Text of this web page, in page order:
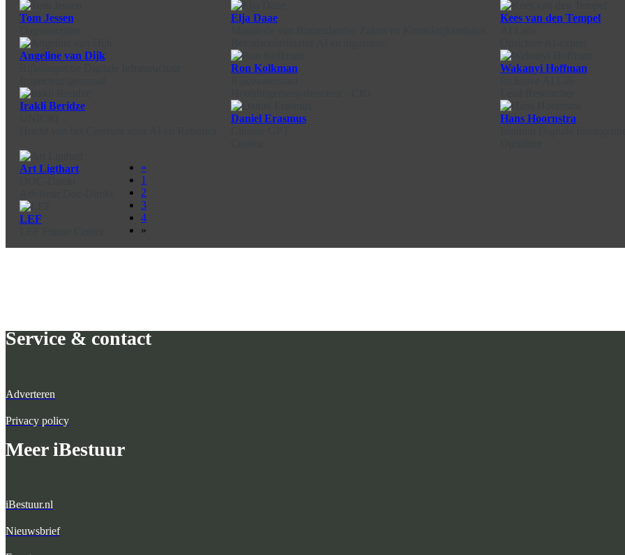
Tom Jessen
Angeline van Dijk
Irakli Beridze
Elja Daae
Ron Kolkman
Daniel Erasmus
Kees van den Tempel
Wakanyi Hoffman
Hans Hoornstra
Art Ligthart
LEF
«
1
2
3
4
»
Service & contact
Adverteren
Privacy policy
Meer iBestuur
iBestuur.nl
Nieuwsbrief